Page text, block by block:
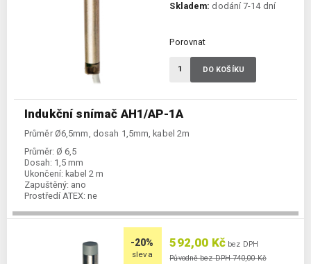
Indukční snímač AH1/AP-1A
Průměr Ø6,5mm, dosah 1,5mm, kabel 2m
Průměr: Ø 6,5
Dosah: 1,5 mm
Ukončení: kabel 2 m
Zapuštěný: ano
Prostředí ATEX: ne
Skladem: dodání 7-14 dní
Porovnat
DO KOŠÍKU
-20%
sleva
592,00 Kč bez DPH
Původně bez DPH 740,00 Kč